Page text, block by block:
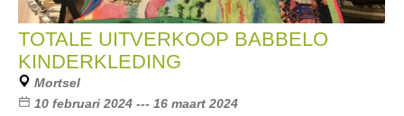
TOTALE UITVERKOOP BABBELO
KINDERKLEDING
Mortsel
10 februari 2024 --- 16 maart 2024